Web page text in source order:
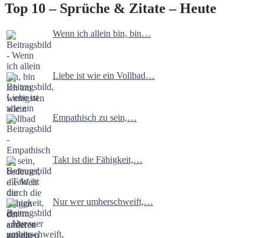
Top 10 – Sprüche & Zitate – Heute
Wenn ich allein bin, bin…
Liebe ist wie ein Vollbad…
Empathisch zu sein,…
Takt ist die Fähigkeit,…
Nur wer umherschweift,…